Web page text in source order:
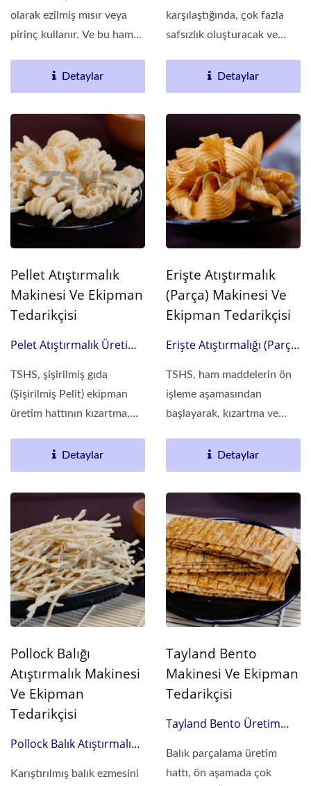
olarak ezilmiş mısır veya
pirinç kullanır. Ve bu ham
Detaylar
karşılaştığında, çok fazla
safsızlık oluşturacak ve
Detaylar
Pellet Atıştırmalık
Makinesi Ve Ekipman
Tedarikçisi
Pelet Atıştırmalık Üretim
TSHS, şişirilmiş gıda
(Şişirilmiş Pelit) ekipman
üretim hattının kızartma,
Detaylar
Erişte Atıştırmalık
(Parça) Makinesi Ve
Ekipman Tedarikçisi
Erişte Atıştırmalığı (Parça)
TSHS, ham maddelerin ön
işleme aşamasından
başlayarak, kızartma ve
Detaylar
Pollock Balığı
Atıştırmalık Makinesi
Ve Ekipman
Tedarikçisi
Pollock Balık Atıştırmalığı
Karıştırılmış balık ezmesini
Tayland Bento
Makinesi Ve Ekipman
Tedarikçisi
Tayland Bento Üretim
Balık parçalama üretim
hattı, ön aşamada çok